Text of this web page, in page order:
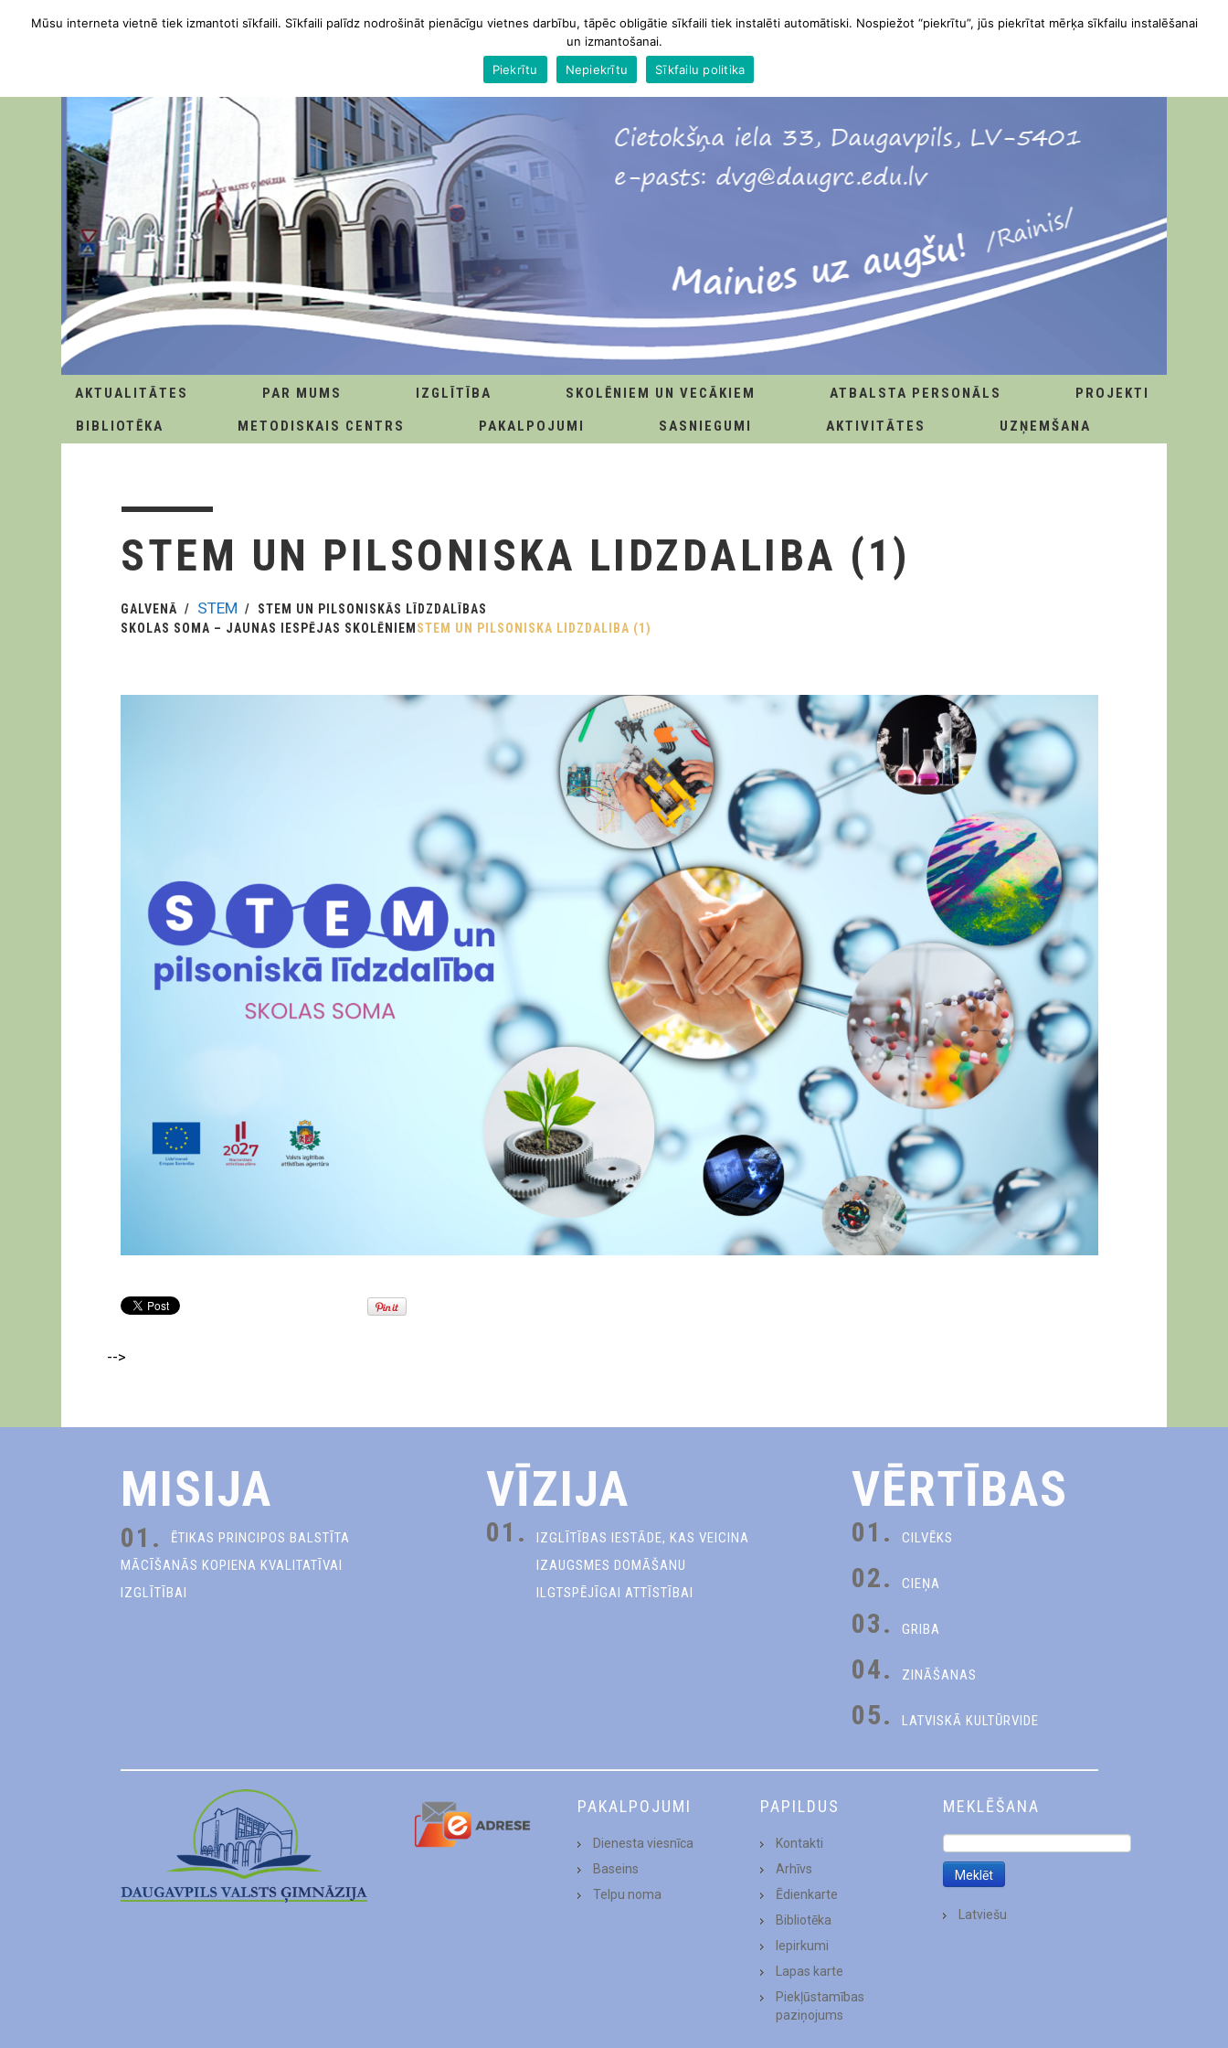
AKTUALITĀTES PAR MUMS IZGLĪTĪBA SKOLĒNIEM UN VECĀKIEM ATBALSTA PERSONĀLS
PROJEKTI
BIBLIOTĒKA
METODISKAIS CENTRS PAKALPOJUMI SASNIEGUMI AKTIVITĀTES UZŅEMŠANA
STEM UN PILSONISKA LIDZDALIBA (1)
GALVENĀ STEM
STEM UN PILSONISKĀS LĪDZDALĪBAS
SKOLAS SOMA – JAUNAS IESPĒJAS SKOLĒNIEM STEM UN PILSONISKA LIDZDALIBA (1)
-->
MISIJA
01.
ĒTIKAS PRINCIPOS BALSTĪTA
MĀCĪŠANĀS KOPIENA KVALITATĪVAI
IZGLĪTĪBAI
VĪZIJA
01.
IZGLĪTĪBAS IESTĀDE, KAS VEICINA
IZAUGSMES DOMĀŠANU
ILGTSPĒJĪGAI ATTĪSTĪBAI
VĒRTĪBAS
01. CILVĒKS
02. CIEŅA
03. GRIBA
04. ZINĀŠANAS
05. LATVISKĀ KULTŪRVIDE
PAKALPOJUMI
Dienesta viesnīca
Baseins
Telpu noma
PAPILDUS
Kontakti
Arhīvs
Ēdienkarte
Bibliotēka
Iepirkumi
Lapas karte
Piekļūstamības
paziņojums
MEKLĒŠANA
Latviešu
Mūsu interneta vietnē tiek izmantoti sīkfaili. Sīkfaili palīdz nodrošināt pienācīgu vietnes darbību, tāpēc obligātie sīkfaili tiek instalēti automātiski. Nospiežot “piekrītu”, jūs piekrītat mērķa sīkfailu instalēšanai
un izmantošanai.
Piekrītu
Nepiekrītu Sīkfailu politika